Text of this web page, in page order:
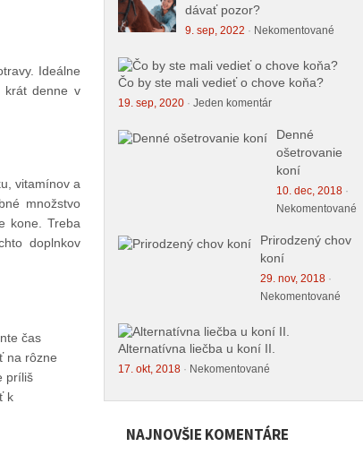
Ideálne
krát denne v
vitamínov a
množstvo
kone. Treba
doplnkov
čas
na rôzne
príliš
k
dávať pozor?
9. sep, 2022 · Nekomentované
Čo by ste mali vedieť o chove koňa?
19. sep, 2020· Jeden komentár
Denné
ošetrovanie
koní
10. dec, 2018·
Nekomentované
Prirodzený chov
koní
29. nov, 2018·
Nekomentované
Alternatívna liečba u koní II.
17. okt, 2018· Nekomentované
NAJNOVŠIE KOMENTÁRE